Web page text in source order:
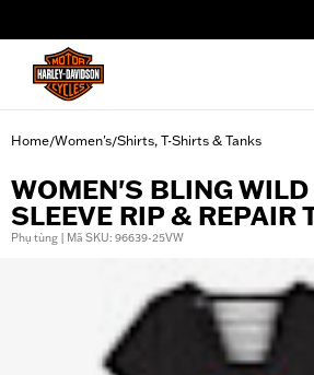
Home/Women's/Shirts, T-Shirts & Tanks
WOMEN'S BLING
SLEEVE RIP & REPAIR
Phụ tùng | Mã SKU: 96639-25VW